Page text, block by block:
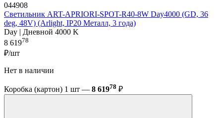
044908
Светильник ART-APRIORI-SPOT-R40-8W Day4000 (GD, 36
deg, 48V) (Arlight, IP20 Металл, 3 года)
Day | Дневной 4000 K
8 61978
₽/шт
Нет в наличии
Коробка (картон) 1 шт — 8 61978 ₽